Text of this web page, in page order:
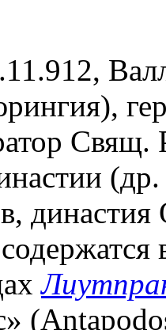
Свящ.
династия